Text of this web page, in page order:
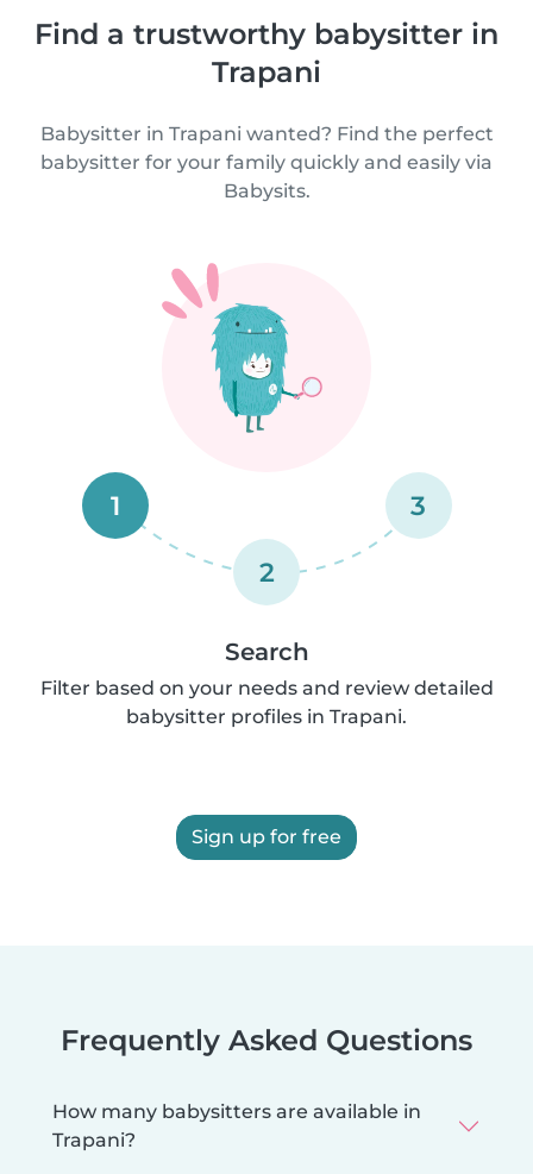
Find a trustworthy babysitter in
Trapani
Babysitter in Trapani wanted? Find the perfect
babysitter for your family quickly and easily via
Babysits.
1
2
3
Search
Filter based on your needs and review detailed
babysitter profiles in Trapani.
Sign up for free
Frequently Asked Questions
How many babysitters are available in
Trapani?